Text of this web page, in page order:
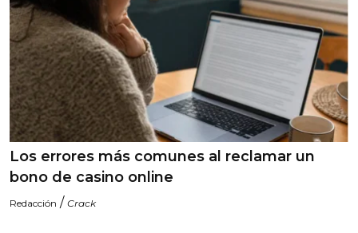
Los errores más comunes al reclamar un
bono de casino online
Redacción / Crack